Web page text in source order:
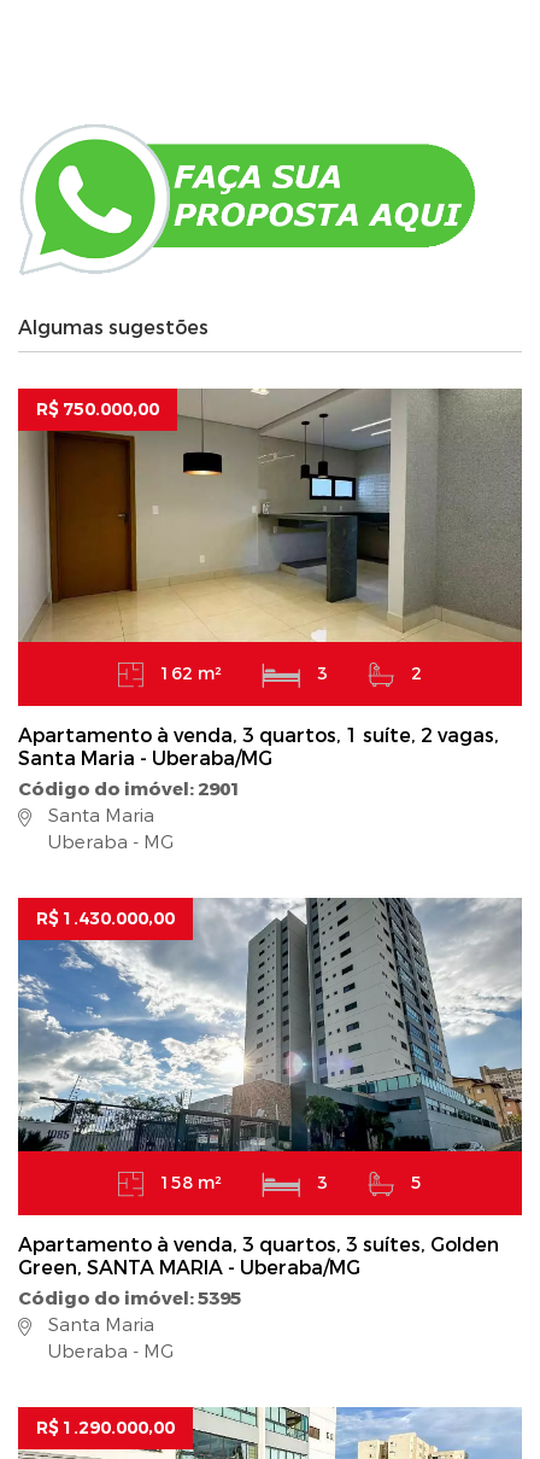
Algumas sugestões
R$ 750.000,00
162 m² 3 2
Apartamento à venda, 3 quartos, 1 suíte, 2 vagas,
Santa Maria - Uberaba/MG
Código do imóvel: 2901
Santa Maria
Uberaba - MG
R$ 1.430.000,00
158 m² 3 5
Apartamento à venda, 3 quartos, 3 suítes, Golden
Green, SANTA MARIA - Uberaba/MG
Código do imóvel: 5395
Santa Maria
Uberaba - MG
R$ 1.290.000,00